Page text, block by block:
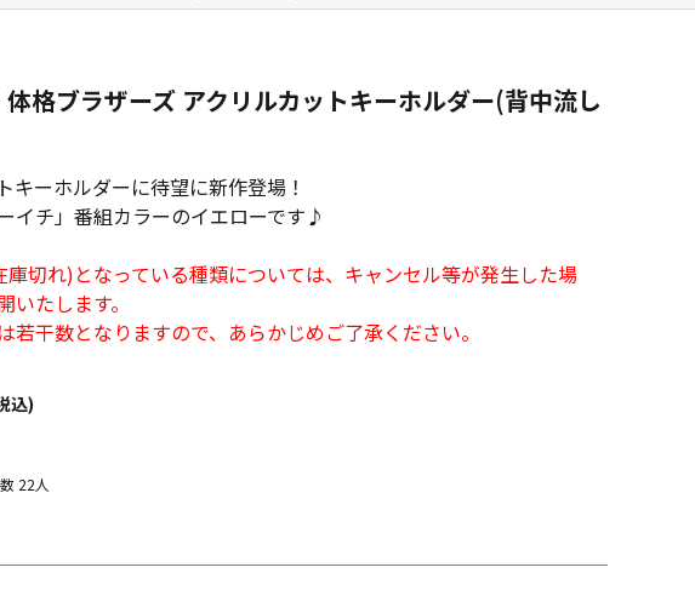
格ブラザーズ アクリルカットキーホルダー(背中流し
キーホルダーに待望に新作登場！
イチ」番組カラーのイエローです♪
切れ)となっている種類については、キャンセル等が発生した場
いたします。
若干数となりますので、あらかじめご了承ください。
込)
22人